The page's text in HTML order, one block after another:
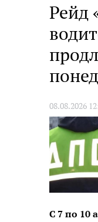
Рейд
08.08.2026
С 7 по 10